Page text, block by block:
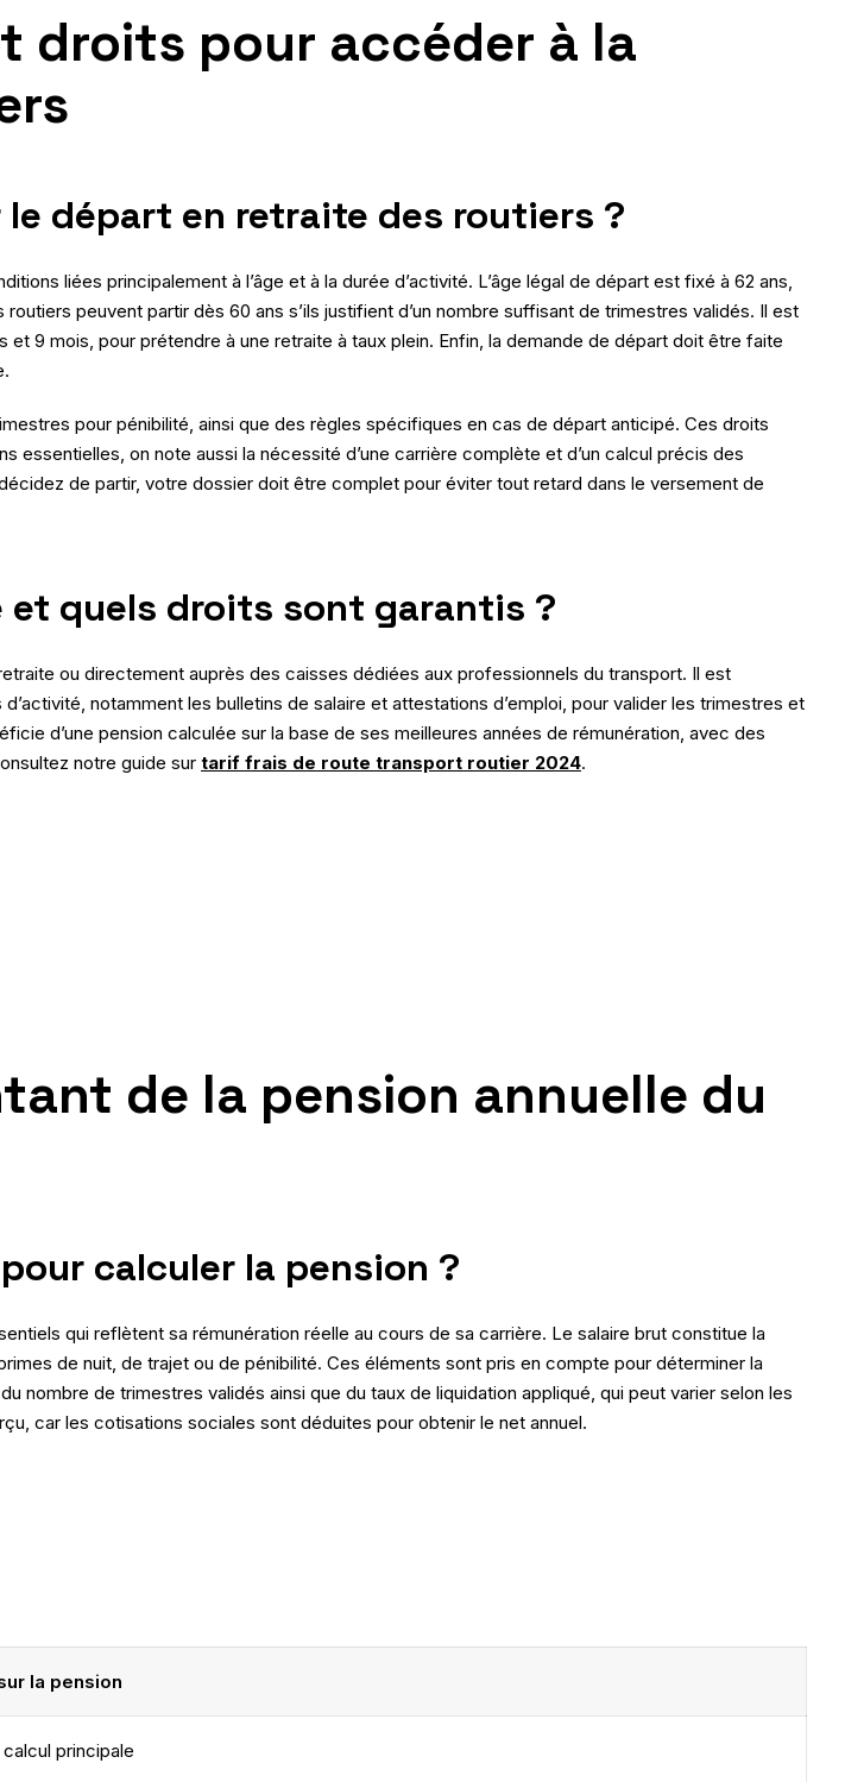
droits pour accéder à la
départ en retraite des routiers ?
liées principalement à l’âge et à la durée d’activité. L’âge légal de départ est fixé à 62 ans,
peuvent partir dès 60 ans s’ils justifient d’un nombre suffisant de trimestres validés. Il est
9 mois, pour prétendre à une retraite à taux plein. Enfin, la demande de départ doit être faite
pour pénibilité, ainsi que des règles spécifiques en cas de départ anticipé. Ces droits
on note aussi la nécessité d’une carrière complète et d’un calcul précis des
de partir, votre dossier doit être complet pour éviter tout retard dans le versement de
et quels droits sont garantis ?
ou directement auprès des caisses dédiées aux professionnels du transport. Il est
notamment les bulletins de salaire et attestations d’emploi, pour valider les trimestres et
d’une pension calculée sur la base de ses meilleures années de rémunération, avec des
notre guide sur tarif frais de route transport routier 2024.
de la pension annuelle du
calculer la pension ?
qui reflètent sa rémunération réelle au cours de sa carrière. Le salaire brut constitue la
de nuit, de trajet ou de pénibilité. Ces éléments sont pris en compte pour déterminer la
nombre de trimestres validés ainsi que du taux de liquidation appliqué, qui peut varier selon les
car les cotisations sociales sont déduites pour obtenir le net annuel.
la pension
principale